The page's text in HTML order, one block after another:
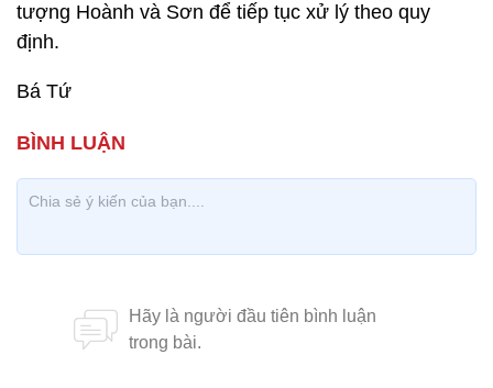
tượng Hoành và Sơn để tiếp tục xử lý theo quy
định.
Bá Tứ